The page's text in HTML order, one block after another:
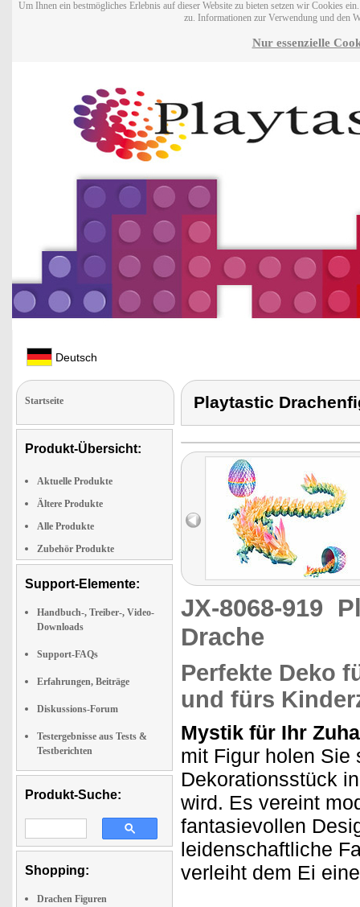
Um Ihnen ein bestmögliches Erlebnis auf dieser Website zu bieten setzen wir Cookies
zu. Informationen zur Verwendung und den
Nur essenzielle
Deutsch
Startseite
Produkt-Übersicht:
Aktuelle Produkte
Ältere Produkte
Alle Produkte
Zubehör Produkte
Support-Elemente:
Handbuch-, Treiber-, Video-
Downloads
Support-FAQs
Erfahrungen, Beiträge
Diskussions-Forum
Testergebnisse aus Tests &
Testberichten
Produkt-Suche:
Shopping:
Drachen Figuren
Playtastic
JX-8068-919
Drache
Perfekte Deko
und fürs
Mystik für Ihr
mit Figur holen Sie
Dekorationsstück
wird. Es vereint
fantasievollen
leidenschaftliche
verleiht dem Ei